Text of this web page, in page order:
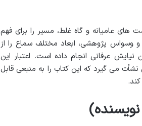
های عامیانه و گاه غلط، مسیر را برای فهم
وسواس پژوهشی، ابعاد مختلف سماع را از
عرفانی انجام داده است. اعتبار این
می گیرد که این کتاب را به منبعی قابل